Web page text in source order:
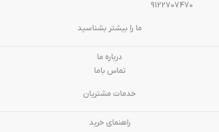
9122707470
ما را بیشتر بشناسید
درباره‌ ما
تماس باما
خدمات مشتریان
راهنمای خرید